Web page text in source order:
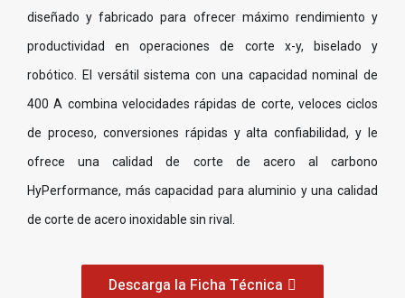
diseñado y fabricado para ofrecer máximo rendimiento y
productividad en operaciones de corte x-y, biselado y
robótico. El versátil sistema con una capacidad nominal de
400 A combina velocidades rápidas de corte, veloces ciclos
de proceso, conversiones rápidas y alta confiabilidad, y le
ofrece una calidad de corte de acero al carbono
HyPerformance, más capacidad para aluminio y una calidad
de corte de acero inoxidable sin rival.
Descarga la Ficha Técnica